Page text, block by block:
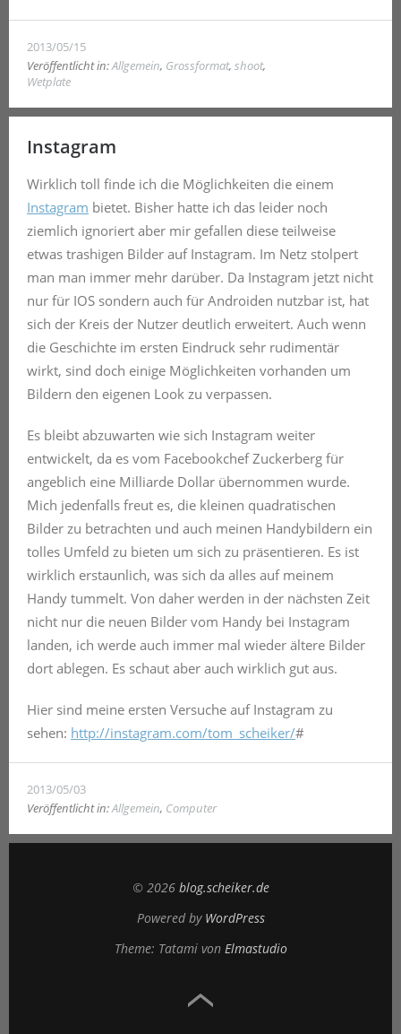
2013/05/15
Veröffentlicht in:Allgemein, Grossformat, shoot,
Wetplate
Instagram
Wirklich toll finde ich die Möglichkeiten die einem
Instagram bietet. Bisher hatte ich das leider noch
ziemlich ignoriert aber mir gefallen diese teilweise
etwas trashigen Bilder auf Instagram. Im Netz stolpert
man man immer mehr darüber. Da Instagram jetzt nicht
nur für IOS sondern auch für Androiden nutzbar ist, hat
sich der Kreis der Nutzer deutlich erweitert. Auch wenn
die Geschichte im ersten Eindruck sehr rudimentär
wirkt, sind doch einige Möglichkeiten vorhanden um
Bildern den eigenen Look zu verpassen.
Es bleibt abzuwarten wie sich Instagram weiter
entwickelt, da es vom Facebookchef Zuckerberg für
angeblich eine Milliarde Dollar übernommen wurde.
Mich jedenfalls freut es, die kleinen quadratischen
Bilder zu betrachten und auch meinen Handybildern ein
tolles Umfeld zu bieten um sich zu präsentieren. Es ist
wirklich erstaunlich, was sich da alles auf meinem
Handy tummelt. Von daher werden in der nächsten Zeit
nicht nur die neuen Bilder vom Handy bei Instagram
landen, ich werde auch immer mal wieder ältere Bilder
dort ablegen. Es schaut aber auch wirklich gut aus.
Hier sind meine ersten Versuche auf Instagram zu
sehen: http://instagram.com/tom_scheiker/#
2013/05/03
Veröffentlicht in:Allgemein, Computer
© 2026 blog.scheiker.de
Powered by WordPress
Theme: Tatami von Elmastudio